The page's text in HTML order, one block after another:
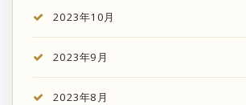
2023年10月
2023年9月
2023年8月